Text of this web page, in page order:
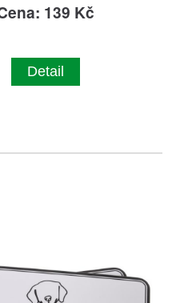
139 Kč
Detail